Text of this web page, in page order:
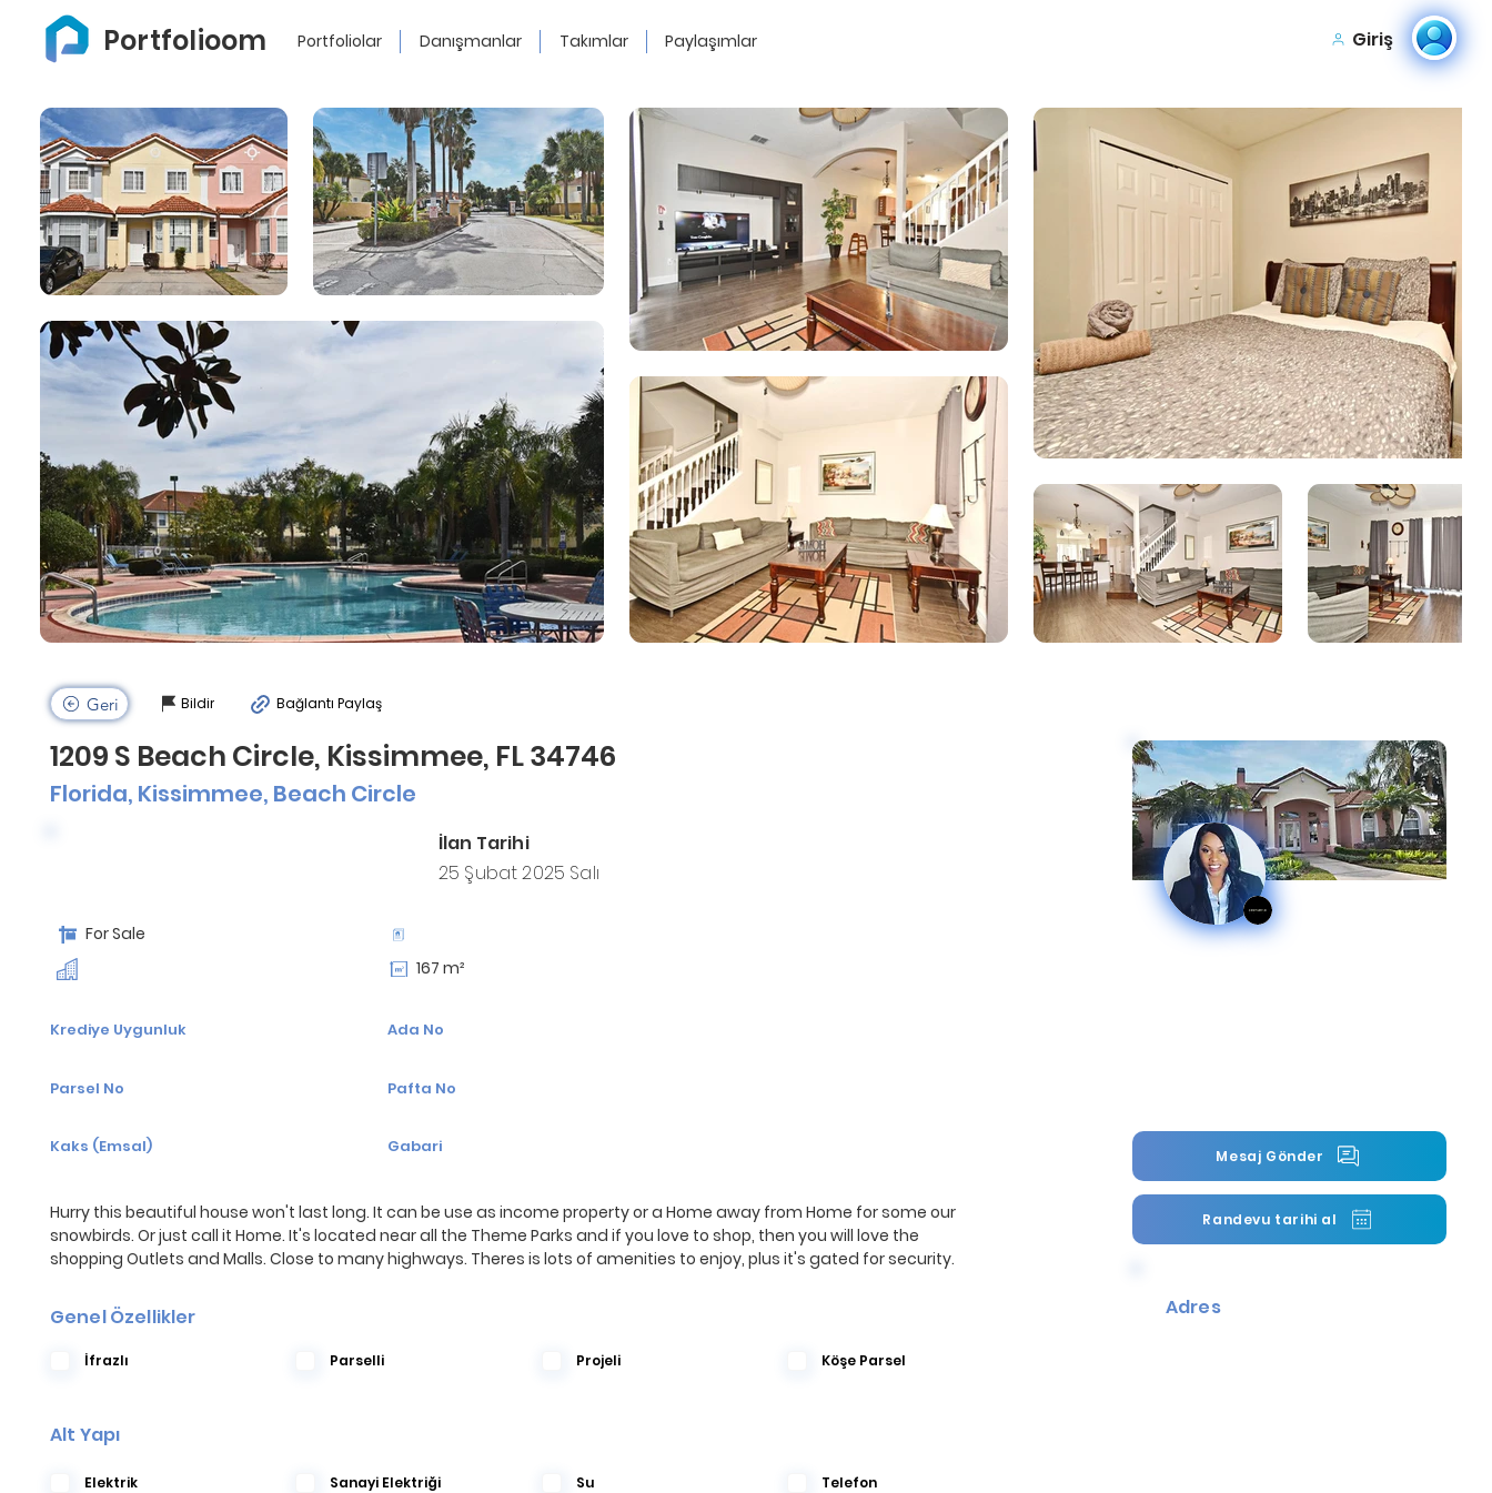
Portfolioom Portfoliolar Danışmanlar Takımlar Paylaşımlar Giriş
Geri Bildir Bağlantı Paylaş
1209 S Beach Circle, Kissimmee, FL 34746
Florida, Kissimmee, Beach Circle
İlan Tarihi
25 Şubat 2025 Salı
For Sale
167 m²
Krediye Uygunluk
Parsel No
Ada No
Pafta No
Hurry this beautiful house won't last long. It can be use as income property or a Home away from Home for some our
snowbirds. Or just call it Home. It's located near all the Theme Parks and if you love to shop, then you will love the
shopping Outlets and Malls. Close to many highways. Theres is lots of amenities to enjoy, plus it's gated for security.
Genel Özellikler
İfrazlı Parselli Projeli Köşe Parsel
Alt Yapı
Elektrik Sanayi Elektriği Su Telefon
Kaks (Emsal) Gabari Mesaj Gönder
Randevu tarihi al
Adres